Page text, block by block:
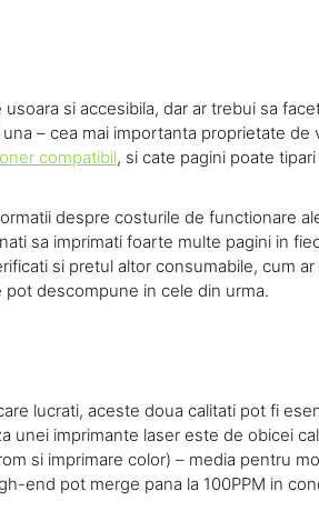
si accesibila, dar ar trebui sa
– cea mai importanta proprietate de
compatibil, si cate pagini poate
despre costurile de functionare
sa imprimati foarte multe pagini in
si pretul altor consumabile, cum
descompune in cele din urma.
lucrati, aceste doua calitati pot fi
unei imprimante laser este de obicei
si imprimare color) – media pentru
end pot merge pana la 100PPM in